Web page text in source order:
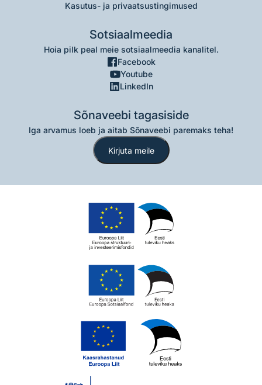
Kasutus- ja privaatsustingimused
Sotsiaalmeedia
Hoia pilk peal meie sotsiaalmeedia kanalitel.
Facebook
Youtube
LinkedIn
Sõnaveebi tagasiside
Iga arvamus loeb ja aitab Sõnaveebi paremaks teha!
Kirjuta meile